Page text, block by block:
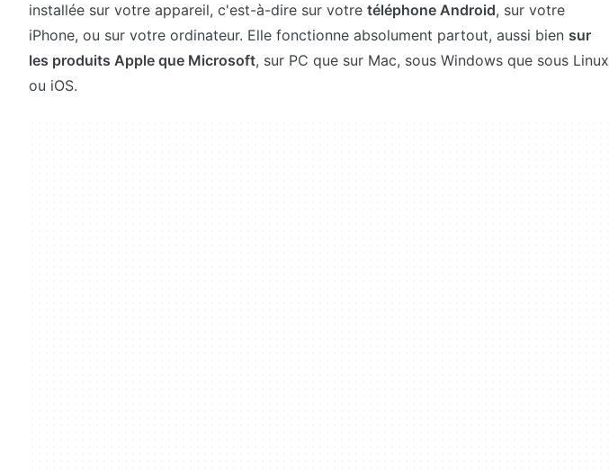
installée sur votre appareil, c'est-à-dire sur votre téléphone Android, sur votre
iPhone, ou sur votre ordinateur. Elle fonctionne absolument partout, aussi bien sur
les produits Apple que Microsoft, sur PC que sur Mac, sous Windows que sous Linux
ou iOS.